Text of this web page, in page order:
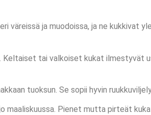
väreissä ja muodoissa, ja ne
tai valkoiset kukat ilmestyvät
tuoksun. Se sopii hyvin
maaliskuussa. Pienet mutta pirteät